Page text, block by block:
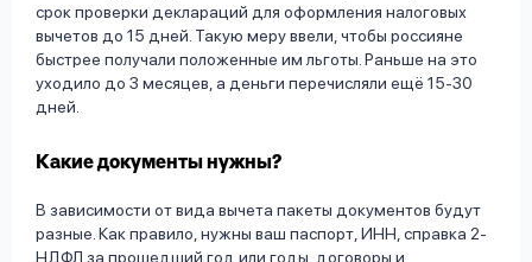
срок проверки деклараций для оформления налоговых
вычетов до 15 дней. Такую меру ввели, чтобы россияне
быстрее получали положенные им льготы. Раньше на это
уходило до 3 месяцев, а деньги перечисляли ещё 15-30
дней.
Какие документы нужны?
В зависимости от вида вычета пакеты документов будут
разные. Как правило, нужны ваш паспорт, ИНН, справка 2-
НДФЛ за прошедший год или годы, договоры и